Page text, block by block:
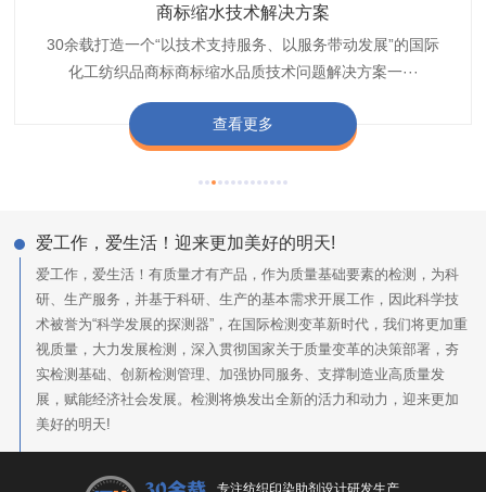
商标缩水技术解决方案
30余载打造一个“以技术支持服务、以服务带动发展”的国际
化工纺织品商标商标缩水品质技术问题解决方案一···
查看更多
织带商标防水技术解决方案
博准公司专注于织带商标防水技术解决方案30余载,励志于
纺织品商标企业打造含油量超标品质技术问题解决方···
查看更多
服装颜色不匀技术解决方案
博准是一家专注30余载设计研发织唛印唛商标、织带服装颜
色不匀品质技术问题解决方案一站式服务提供商,技···
查看更多
纺织品阻燃母粒
博准致力于成为纺织品商标阻燃母粒剂,TF-W760,TF-W760
阻燃母粒剂加工定制服务实力提供商,···
查看更多
爱工作，爱生活！迎来更加美好的明天!
爱工作，爱生活！有质量才有产品，作为质量基础要素的检测，为科
研、生产服务，并基于科研、生产的基本需求开展工作，因此科学技
术被誉为“科学发展的探测器”，在国际检测变革新时代，我们将更加重
视质量，大力发展检测，深入贯彻国家关于质量变革的决策部署，夯
实检测基础、创新检测管理、加强协同服务、支撑制造业高质量发
展，赋能经济社会发展。检测将焕发出全新的活力和动力，迎来更加
美好的明天!
专注纺织印染助剂设计研发生产